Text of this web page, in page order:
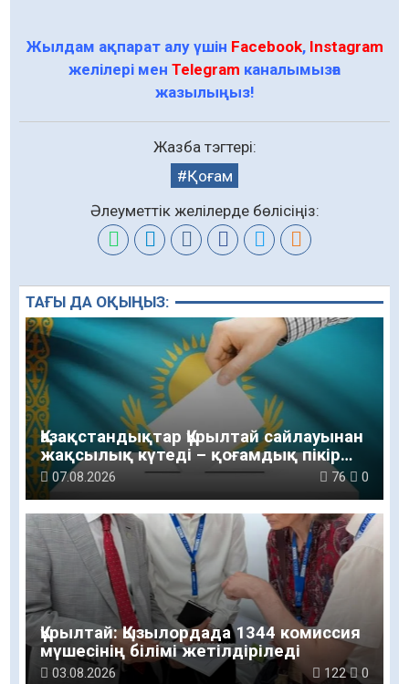
Жылдам ақпарат алу үшін Facebook, Instagram
желілері мен Telegram каналымызға
жазылыңыз!
Жазба тэгтері:
Қоғам
Әлеуметтік желілерде бөлісіңіз:
ТАҒЫ ДА ОҚЫҢЫЗ:
Қазақстандықтар Құрылтай сайлауынан
жақсылық күтеді – қоғамдық пікір
зерттеуі
07.08.2026 76 0
Құрылтай: Қызылордада 1344 комиссия
мүшесінің білімі жетілдіріледі
03.08.2026 122 0